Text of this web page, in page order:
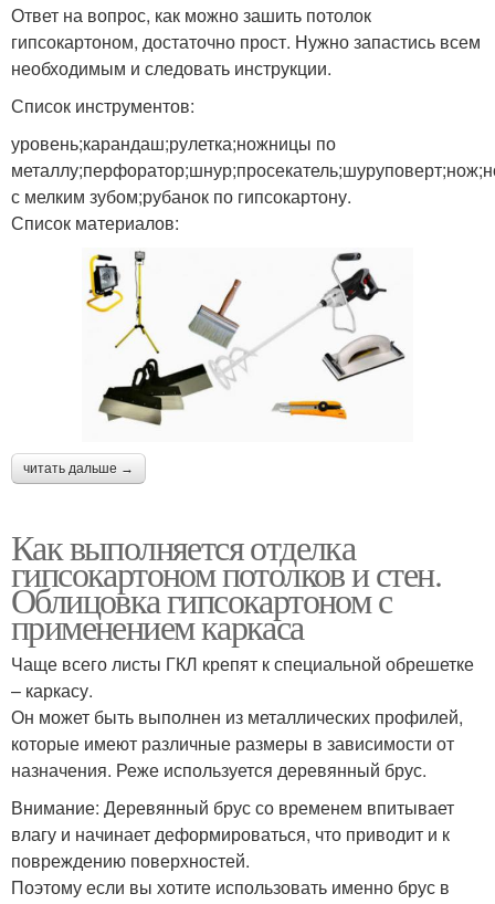
Ответ на вопрос, как можно зашить потолок
гипсокартоном, достаточно прост. Нужно запастись всем
необходимым и следовать инструкции.
Список инструментов:
уровень;карандаш;рулетка;ножницы по
с мелким зубом;рубанок по гипсокартону.
Список материалов:
читать дальше →
Как выполняется отделка
гипсокартоном потолков и стен.
Облицовка гипсокартоном с
применением каркаса
Чаще всего листы ГКЛ крепят к специальной обрешетке
– каркасу.
Он может быть выполнен из металлических профилей,
которые имеют различные размеры в зависимости от
назначения. Реже используется деревянный брус.
Внимание: Деревянный брус со временем впитывает
влагу и начинает деформироваться, что приводит и к
повреждению поверхностей.
Поэтому если вы хотите использовать именно брус в